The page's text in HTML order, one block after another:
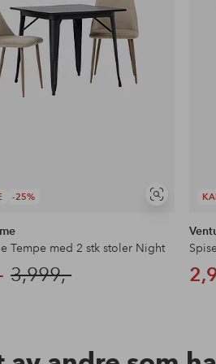
-25%
Vis
Tempe med 2 stk stoler Night
3,999,-